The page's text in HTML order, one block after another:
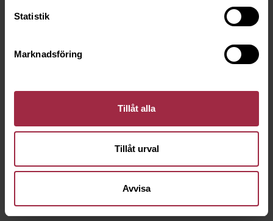
Statistik
Marknadsföring
Tillåt alla
Tillåt urval
Avvisa